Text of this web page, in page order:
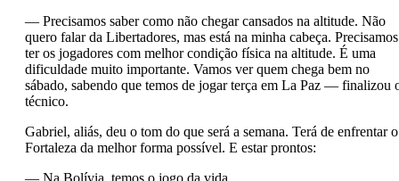
— Precisamos saber como não chegar cansados na altitude. Não
quero falar da Libertadores, mas está na minha cabeça. Precisamos
ter os jogadores com melhor condição física na altitude. É uma
dificuldade muito importante. Vamos ver quem chega bem no
sábado, sabendo que temos de jogar terça em La Paz — finalizou
técnico.
Gabriel, aliás, deu o tom do que será a semana. Terá de enfrentar o
Fortaleza da melhor forma possível. E estar prontos: